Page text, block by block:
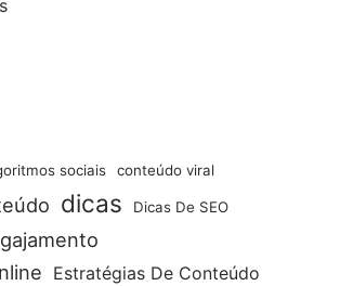
sociais conteúdo viral
dicas
Dicas De SEO
Estratégias De Conteúdo